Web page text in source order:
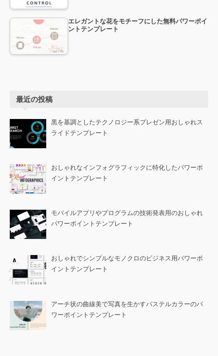
エレガントな花をモチーフにした無料パワーポイ
ントテンプレート
最近の投稿
黒を基調としたテクノロジー系プレゼン用おしゃれス
ライドテンプレート
おしゃれなインフォグラフィックに特化したパワーポ
イントテンプレート
モバイルアプリやプログラムの技術発表用のおしゃれ
パワーポイントテンプレート
おしゃれでシンプルなモノクロのビジネス用パワーポ
イントテンプレート
アーチ状の曲線美で写真を生かすパステルカラーのパ
ワーポイントテンプレート